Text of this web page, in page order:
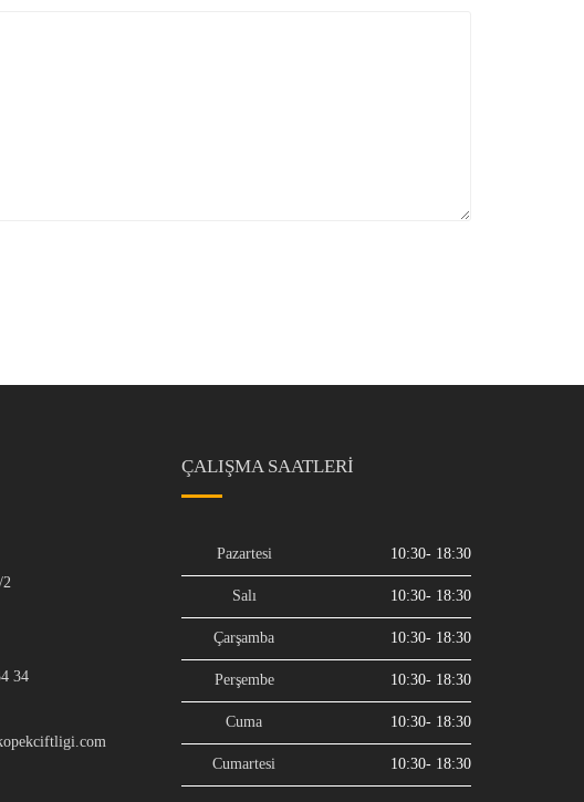
34
ÇALIŞMA SAATLERI
Pazartesi 10:30- 18:30
Salı 10:30- 18:30
Çarşamba 10:30- 18:30
Perşembe 10:30- 18:30
Cuma 10:30- 18:30
Cumartesi 10:30- 18:30